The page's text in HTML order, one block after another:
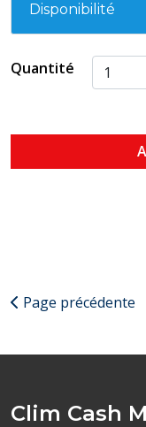
Disponibilité
Quantité
Page précédente
Clim Cash